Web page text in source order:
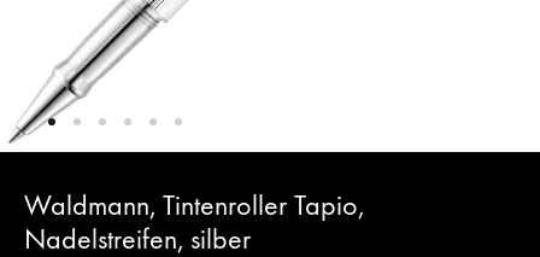
Waldmann, Tintenroller Tapio,
Nadelstreifen, silber